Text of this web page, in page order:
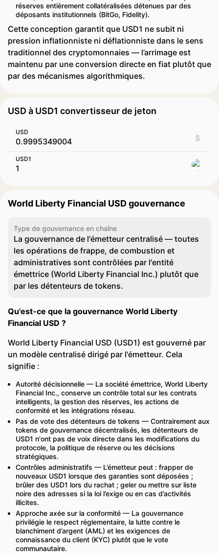
réserves entièrement collatéralisées détenues par des
déposants institutionnels (BitGo, Fidelity).
Cette conception garantit que USD1 ne subit ni
pression inflationniste ni déflationniste dans le sens
traditionnel des cryptomonnaies — l’arrimage est
maintenu par une conversion directe en fiat plutôt que
par des mécanismes algorithmiques.
USD à USD1 convertisseur de jeton
USD
$
USD1
World Liberty Financial USD gouvernance
Type de gouvernance en chaîne
La gouvernance de l'émetteur centralisé — toutes
les opérations de frappe, de combustion et
administratives sont contrôlées par l'entité
émettrice (World Liberty Financial Inc.) plutôt que
par les détenteurs de tokens.
Qu'est-ce que la gouvernance World Liberty
Financial USD ?
World Liberty Financial USD (USD1) est gouverné par
un modèle centralisé dirigé par l'émetteur. Cela
signifie :
Autorité décisionnelle — La société émettrice, World Liberty
Financial Inc., conserve un contrôle total sur les contrats
intelligents, la gestion des réserves, les actions de
conformité et les intégrations réseau.
Pas de vote des détenteurs de tokens — Contrairement aux
tokens de gouvernance décentralisés, les détenteurs de
USD1 n'ont pas de voix directe dans les modifications du
protocole, la politique de réserve ou les décisions
stratégiques.
Contrôles administratifs — L’émetteur peut : frapper de
nouveaux USD1 lorsque des garanties sont déposées ;
brûler des USD1 lors du rachat ; geler ou mettre sur liste
noire des adresses si la loi l’exige ou en cas d’activités
illicites.
Approche axée sur la conformité — La gouvernance
privilégie le respect réglementaire, la lutte contre le
blanchiment d’argent (AML) et les exigences de
connaissance du client (KYC) plutôt que le vote
communautaire.